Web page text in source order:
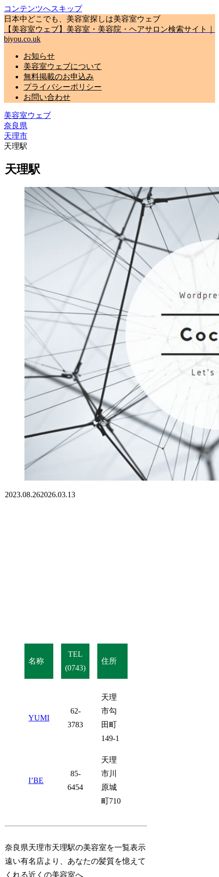
コンテンツへスキップ
日本中どこでも、美容室探しは美容室ウェブ
【美容室ウェブ】美容室・美容院・ヘアサロン検索サイト｜
biyou.co.uk
お知らせ
美容室ウェブについて
無料掲載のお申込み
プライバシーポリシー
お問い合わせ
美容室ウェブ
奈良県
天理市
天理駅
天理駅
2023.08.262026.03.13
名称
TEL
(0743)
住所
YUMI
62-
3783
天理
市勾
田町
149-1
I’BE
85-
6454
天理
市川
原城
町710
奈良県天理市天理駅の美容室を一覧表示
遠い有名店より、あなたの髪質を憶えて
くれる近くの美容室へ